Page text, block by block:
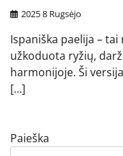
2025 8 Rugsėjo
Ispaniška paelija –
užkoduota ryžių,
harmonijoje. Ši
[…]
Paieška